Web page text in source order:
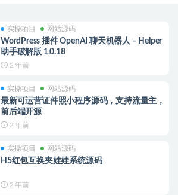
实操项目 网站源码
WordPress 插件 OpenAI 聊天机器人 – Helper
助手破解版 1.0.18
2 年前
实操项目 网站源码
最新可运营证件照小程序源码，支持流量主，
前后端开源
2 年前
实操项目 网站源码
H5红包互换夹娃娃系统源码
2 年前